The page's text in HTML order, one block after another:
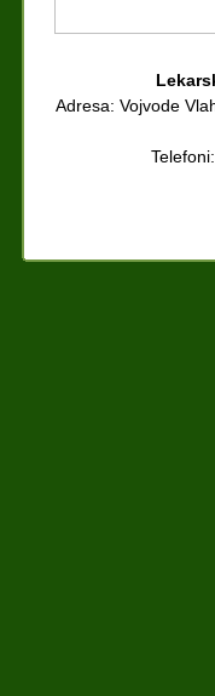
Adresa: Vojvode